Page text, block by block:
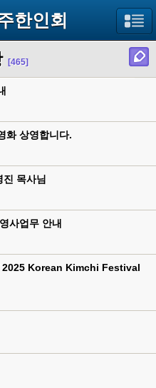
한인회
[465]
화 상영합니다.
진 목사님
사업무 안내
2025 Korean Kimchi Festival